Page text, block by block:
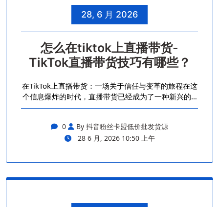
28, 6 月 2026
怎么在tiktok上直播带货-
TikTok直播带货技巧有哪些？
在TikTok上直播带货：一场关于信任与变革的旅程在这
个信息爆炸的时代，直播带货已经成为了一种新兴的…
0
By 抖音粉丝卡盟低价批发货源
28 6 月, 2026 10:50 上午